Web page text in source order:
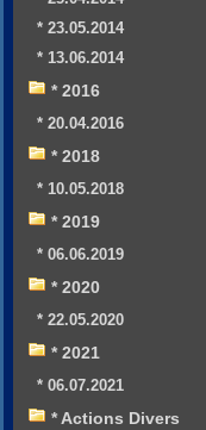
* 23.05.2014
* 13.06.2014
* 2016
* 20.04.2016
* 2018
* 10.05.2018
* 2019
* 06.06.2019
* 2020
* 22.05.2020
* 2021
* 06.07.2021
* Actions Divers